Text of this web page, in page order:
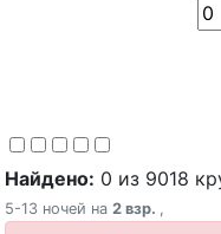
Найдено: 0 из 9018
5-13 ночей на 2 взр. ,